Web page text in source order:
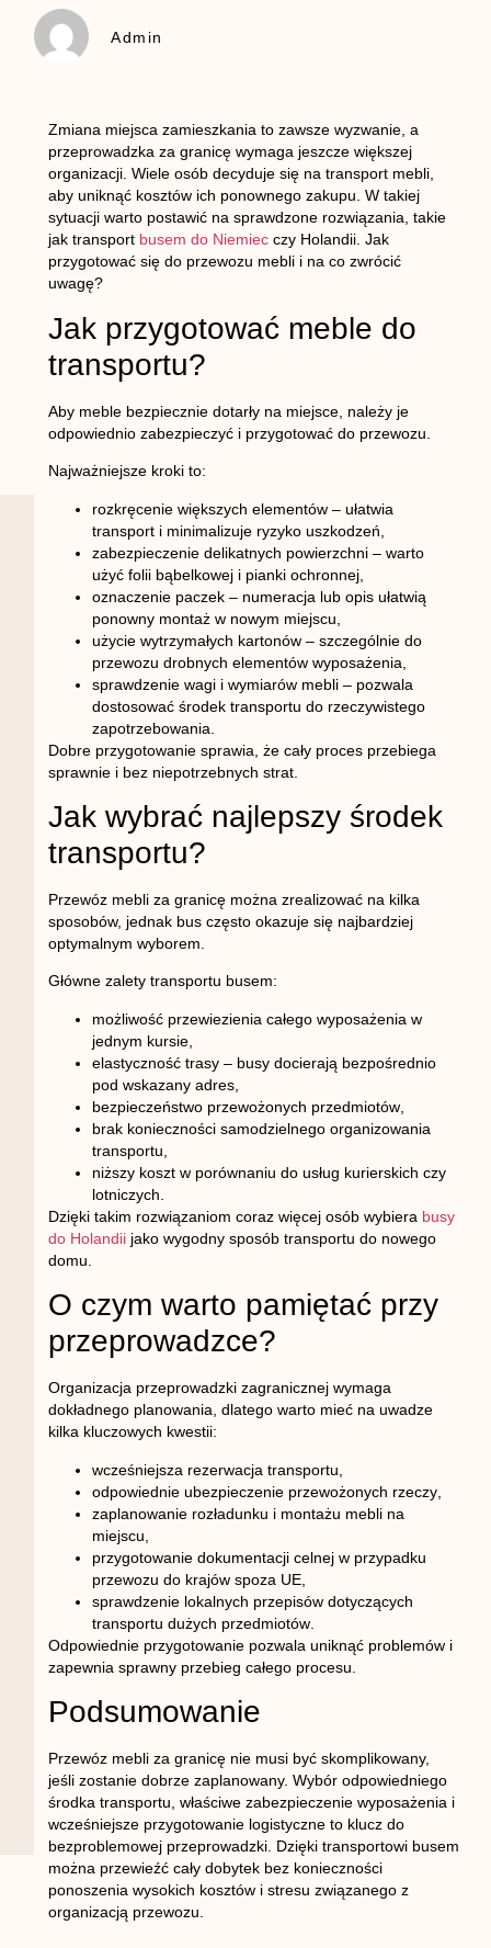
Admin
Zmiana miejsca zamieszkania to zawsze wyzwanie, a
przeprowadzka za granicę wymaga jeszcze większej
organizacji. Wiele osób decyduje się na transport mebli,
aby uniknąć kosztów ich ponownego zakupu. W takiej
sytuacji warto postawić na sprawdzone rozwiązania, takie
jak transport busem do Niemiecczy Holandii. Jak
przygotować się do przewozu mebli i na co zwrócić
uwagę?
Jak przygotować meble do
transportu?
Aby meble bezpiecznie dotarły na miejsce, należy je
odpowiednio zabezpieczyć i przygotować do przewozu.
Najważniejsze kroki to:
rozkręcenie większych elementów– ułatwia
transport i minimalizuje ryzyko uszkodzeń,
zabezpieczenie delikatnych powierzchni– warto
użyć folii bąbelkowej i pianki ochronnej,
oznaczenie paczek– numeracja lub opis ułatwią
ponowny montaż w nowym miejscu,
użycie wytrzymałych kartonów– szczególnie do
przewozu drobnych elementów wyposażenia,
sprawdzenie wagi i wymiarów mebli– pozwala
dostosować środek transportu do rzeczywistego
zapotrzebowania.
Dobre przygotowanie sprawia, że cały proces przebiega
sprawnie i bez niepotrzebnych strat.
Jak wybrać najlepszy środek
transportu?
Przewóz mebli za granicę można zrealizować na kilka
sposobów, jednak bus często okazuje się najbardziej
optymalnym wyborem.
Główne zalety transportu busem:
możliwość przewiezienia całego wyposażenia w
jednym kursie,
elastyczność trasy– busy docierają bezpośrednio
pod wskazany adres,
bezpieczeństwo przewożonych przedmiotów,
brak konieczności samodzielnego organizowania
transportu
niższy koszt w porównaniu do usług kurierskich czy
lotniczych
Dzięki takim rozwiązaniom coraz więcej osób wybiera busy
do Holandiijako wygodny sposób transportu do nowego
domu.
O czym warto pamiętać przy
przeprowadzce?
Organizacja przeprowadzki zagranicznej wymaga
dokładnego planowania, dlatego warto mieć na uwadze
kilka kluczowych kwestii:
wcześniejsza rezerwacja transportu
odpowiednie ubezpieczenie przewożonych rzeczy,
zaplanowanie rozładunku i montażu mebli na
miejscu
przygotowanie dokumentacji celnej w przypadku
przewozu do krajów spoza UE,
sprawdzenie lokalnych przepisów dotyczących
transportu dużych przedmiotów.
Odpowiednie przygotowanie pozwala uniknąć problemów i
zapewnia sprawny przebieg całego procesu.
Podsumowanie
Przewóz mebli za granicę nie musi być skomplikowany,
jeśli zostanie dobrze zaplanowany. Wybór odpowiedniego
środka transportu, właściwe zabezpieczenie wyposażenia i
wcześniejsze przygotowanie logistyczne to klucz do
bezproblemowej przeprowadzki. Dzięki transportowi busem
można przewieźć cały dobytek bez konieczności
ponoszenia wysokich kosztów i stresu związanego z
organizacją przewozu.